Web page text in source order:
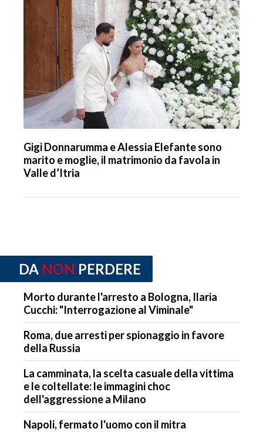
Gigi Donnarumma e Alessia Elefante sono
marito e moglie, il matrimonio da favola in
Valle d’Itria
DA NON PERDERE
Morto durante l'arresto a Bologna, Ilaria
Cucchi: "Interrogazione al Viminale"
Roma, due arresti per spionaggio in favore
della Russia
La camminata, la scelta casuale della vittima
e le coltellate: le immagini choc
dell'aggressione a Milano
Napoli, fermato l'uomo con il mitra